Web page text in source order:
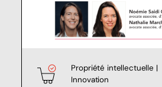
Propriété intellectuelle |
Innovation